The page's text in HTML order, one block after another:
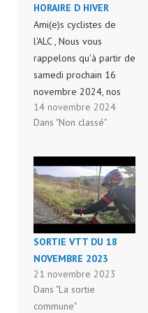
HORAIRE D HIVER
Ami(e)s cyclistes de
l'ALC , Nous vous
rappelons qu'à partir de
samedi prochain 16
novembre 2024, nos
départs sont avancés à
13h30.
14 novembre 2024
Dans "Non classé"
SORTIE VTT DU 18
NOVEMBRE 2023
21 novembre 2023
Dans "La sortie
commune"